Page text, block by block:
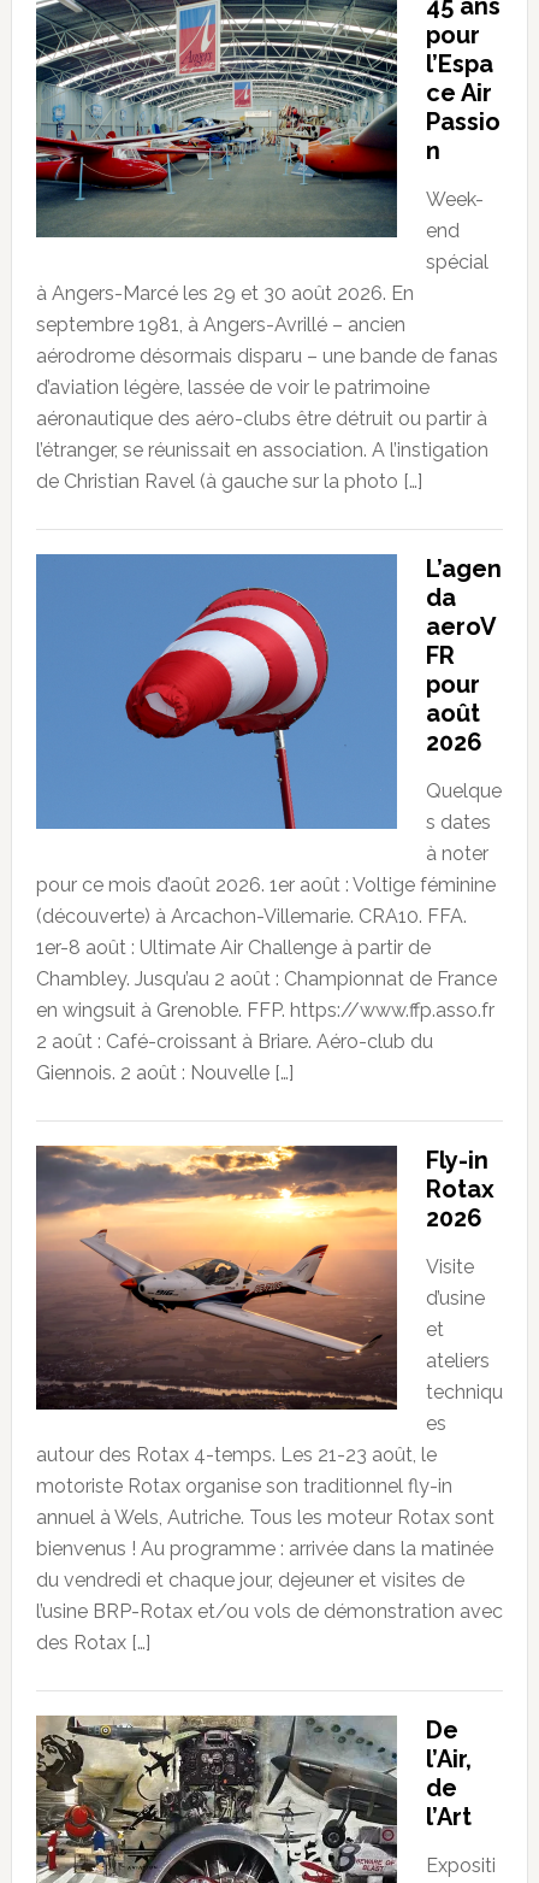
pour
l’Espa
ce Air
Passio
n
Week-
end
spécial
à Angers-Marcé les 29 et 30 août 2026. En
septembre 1981, à Angers-Avrillé – ancien
aérodrome désormais disparu – une bande de fanas
d’aviation légère, lassée de voir le patrimoine
aéronautique des aéro-clubs être détruit ou partir à
l’étranger, se réunissait en association. A l’instigation
de Christian Ravel (à gauche sur la photo […]
L’agen
da
aeroV
FR
pour
août
2026
Quelque
s dates
à noter
pour ce mois d’août 2026. 1er août : Voltige féminine
(découverte) à Arcachon-Villemarie. CRA10. FFA.
1er-8 août : Ultimate Air Challenge à partir de
Chambley. Jusqu’au 2 août : Championnat de France
en wingsuit à Grenoble. FFP. https://www.ffp.asso.fr
2 août : Café-croissant à Briare. Aéro-club du
Giennois. 2 août : Nouvelle […]
Fly-in
Rotax
2026
Visite
d’usine
et
ateliers
techniqu
es
autour des Rotax 4-temps. Les 21-23 août, le
motoriste Rotax organise son traditionnel fly-in
annuel à Wels, Autriche. Tous les moteur Rotax sont
bienvenus ! Au programme : arrivée dans la matinée
du vendredi et chaque jour, dejeuner et visites de
l’usine BRP-Rotax et/ou vols de démonstration avec
des Rotax […]
De
l’Air,
de
l’Art
Expositi